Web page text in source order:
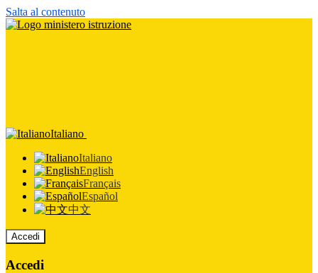
Salta al contenuto
Italiano
Italiano
English
Français
Español
中文
Accedi
Accedi